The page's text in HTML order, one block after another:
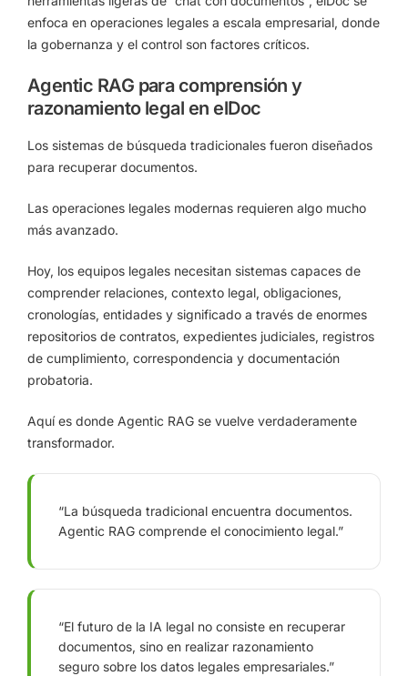
enfoca en operaciones legales a escala empresarial, donde
la gobernanza y el control son factores críticos.
Agentic RAG para comprensión y
razonamiento legal en elDoc
Los sistemas de búsqueda tradicionales fueron diseñados
para recuperar documentos.
Las operaciones legales modernas requieren algo mucho
más avanzado.
Hoy, los equipos legales necesitan sistemas capaces de
comprender relaciones, contexto legal, obligaciones,
cronologías, entidades y significado a través de enormes
repositorios de contratos, expedientes judiciales, registros
de cumplimiento, correspondencia y documentación
probatoria.
Aquí es donde Agentic RAG se vuelve verdaderamente
transformador.
“La búsqueda tradicional encuentra documentos.
Agentic RAG comprende el conocimiento legal.”
“El futuro de la IA legal no consiste en recuperar
documentos, sino en realizar razonamiento
seguro sobre los datos legales empresariales.”